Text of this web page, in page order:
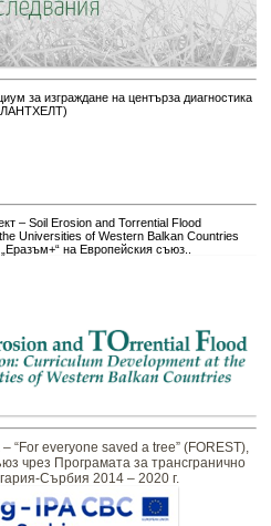
за изграждане на центърза диагностика
– Soil Erosion and Torrential Flood
Universities of Western Balkan Countries
на Европейския съюз..
“For everyone saved a tree” (FOREST),
чрез Програмата за трансгранично
Сърбия 2014 – 2020 г.